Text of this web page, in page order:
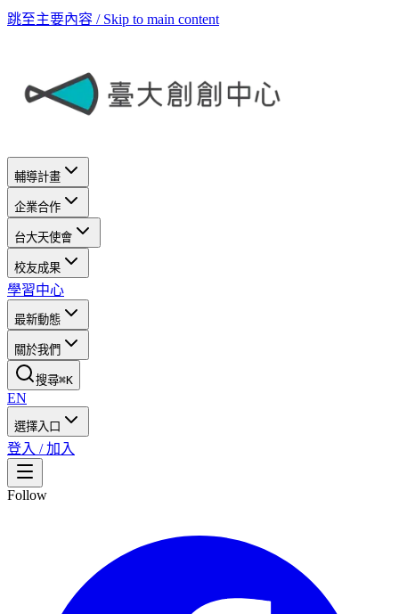
跳至主要內容 / Skip to main content
輔導計畫
企業合作
台大天使會
校友成果
學習中心
最新動態
關於我們
搜尋⌘K
EN
選擇入口
登入 / 加入
Follow